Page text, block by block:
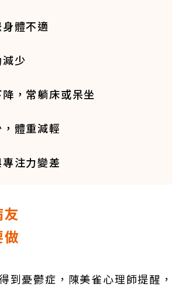
體不適
少
，常躺床或呆坐
體重減輕
注力變差
到憂鬱症，陳美雀心理師提醒，